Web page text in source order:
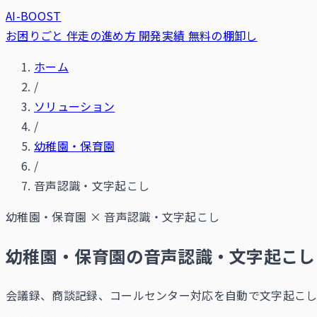
AI-BOOST
お困りごと 伴走の進め方 開発実績 無料の棚卸し
ホーム
/
ソリューション
/
幼稚園・保育園
/
音声認識・文字起こし
幼稚園・保育園 × 音声認識・文字起こし
幼稚園・保育園の音声認識・文字起こし
会議録、商談記録、コールセンター対応を自動で文字起こし